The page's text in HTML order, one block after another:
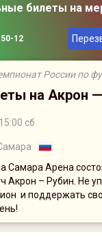
билеты на
12
России по
на Акрон
15:00 сб
Самара Арена
Акрон – Рубин. Не
и поддержать